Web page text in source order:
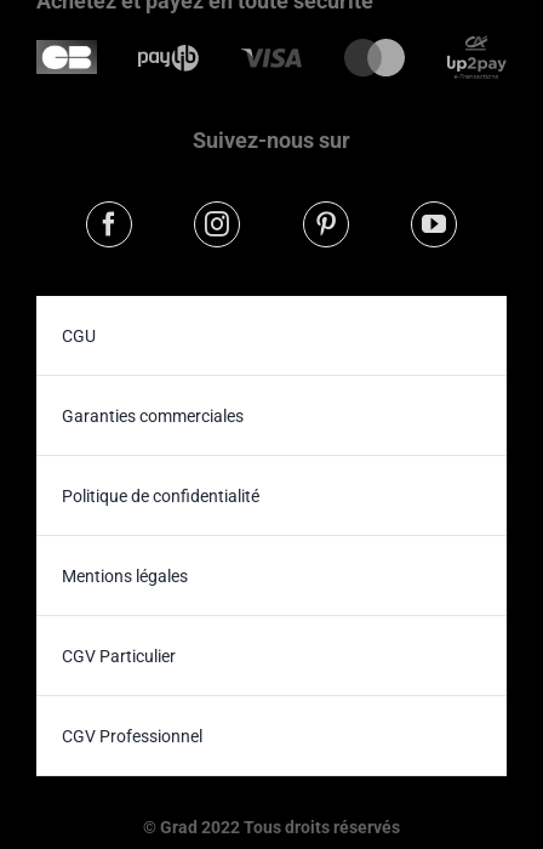
Suivez-nous sur
CGU
Garanties commerciales
Politique de confidentialité
Mentions légales
CGV Particulier
CGV Professionnel
© Grad 2022 Tous droits réservés